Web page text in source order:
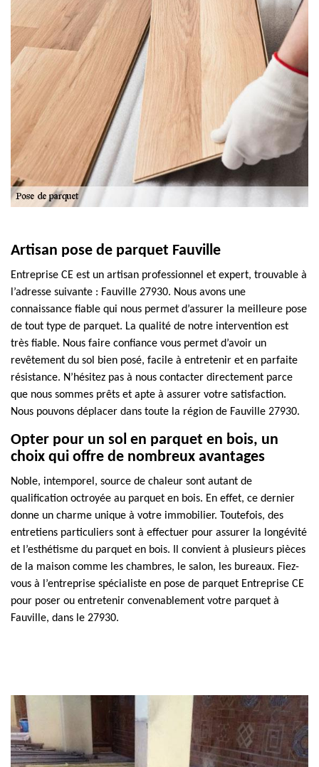
Artisan pose de parquet Fauville
Entreprise CE est un artisan professionnel et expert, trouvable à
l’adresse suivante : Fauville 27930. Nous avons une
connaissance fiable qui nous permet d’assurer la meilleure pose
de tout type de parquet. La qualité de notre intervention est
très fiable. Nous faire confiance vous permet d’avoir un
revêtement du sol bien posé, facile à entretenir et en parfaite
résistance. N’hésitez pas à nous contacter directement parce
que nous sommes prêts et apte à assurer votre satisfaction.
Nous pouvons déplacer dans toute la région de Fauville 27930.
Opter pour un sol en parquet en bois, un
choix qui offre de nombreux avantages
Noble, intemporel, source de chaleur sont autant de
qualification octroyée au parquet en bois. En effet, ce dernier
donne un charme unique à votre immobilier. Toutefois, des
entretiens particuliers sont à effectuer pour assurer la longévité
et l’esthétisme du parquet en bois. Il convient à plusieurs pièces
de la maison comme les chambres, le salon, les bureaux. Fiez-
vous à l’entreprise spécialiste en pose de parquet Entreprise CE
pour poser ou entretenir convenablement votre parquet à
Fauville, dans le 27930.